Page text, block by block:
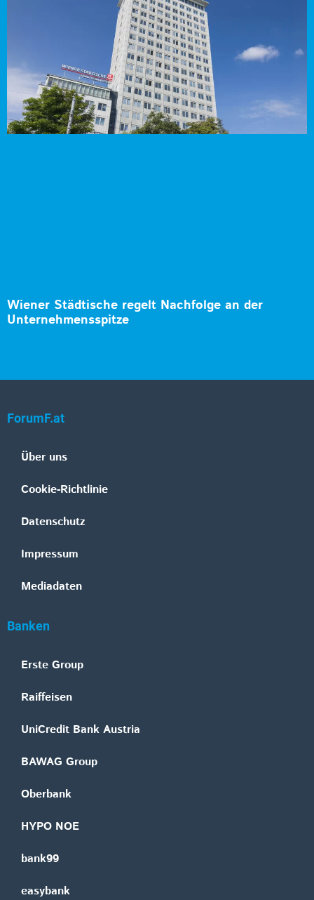
Wiener Städtische regelt Nachfolge an der
Unternehmensspitze
ForumF.at
Über uns
Cookie-Richtlinie
Datenschutz
Impressum
Mediadaten
Banken
Erste Group
Raiffeisen
UniCredit Bank Austria
BAWAG Group
Oberbank
HYPO NOE
bank99
easybank